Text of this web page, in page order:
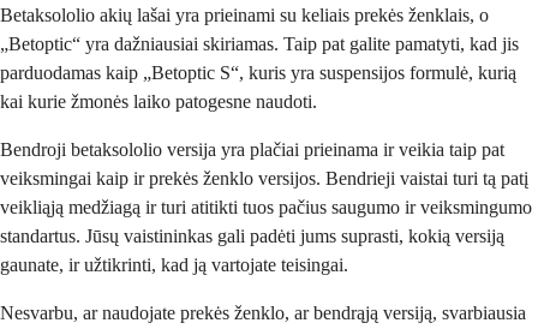
Betaksololio akių lašai yra prieinami su keliais prekės ženklais, o
„Betoptic“ yra dažniausiai skiriamas. Taip pat galite pamatyti, kad jis
parduodamas kaip „Betoptic S“, kuris yra suspensijos formulė, kurią
kai kurie žmonės laiko patogesne naudoti.
Bendroji betaksololio versija yra plačiai prieinama ir veikia taip pat
veiksmingai kaip ir prekės ženklo versijos. Bendrieji vaistai turi tą patį
veikliąją medžiagą ir turi atitikti tuos pačius saugumo ir veiksmingumo
standartus. Jūsų vaistininkas gali padėti jums suprasti, kokią versiją
gaunate, ir užtikrinti, kad ją vartojate teisingai.
Nesvarbu, ar naudojate prekės ženklo, ar bendrąją versiją, svarbiausia